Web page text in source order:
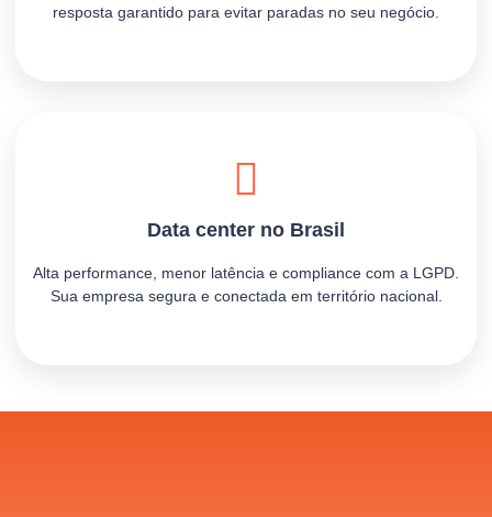
resposta garantido para evitar paradas no seu negócio.
Data center no Brasil
Alta performance, menor latência e compliance com a LGPD.
Sua empresa segura e conectada em território nacional.